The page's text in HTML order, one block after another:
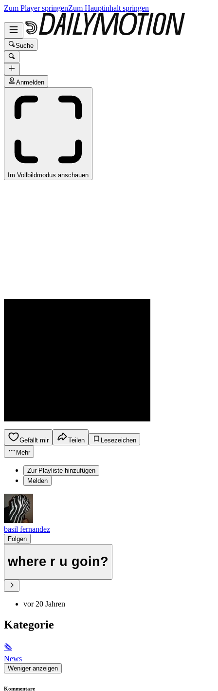
Zum Player springenZum Hauptinhalt springen
Suche
Anmelden
Im Vollbildmodus anschauen
Gefällt mir Teilen
Lesezeichen
Mehr
Zur Playliste hinzufügen
Melden
basil fernandez
Folgen
where r u goin?
vor 20 Jahren
Kategorie
🗞
News
Weniger anzeigen
Kommentare